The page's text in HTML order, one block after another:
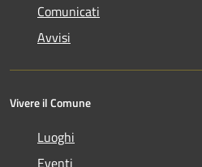
Comunicati
Avvisi
Vivere il Comune
Luoghi
Eventi